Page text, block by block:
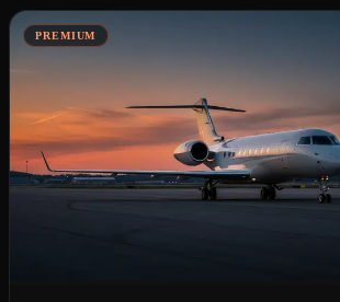
PREMIUM